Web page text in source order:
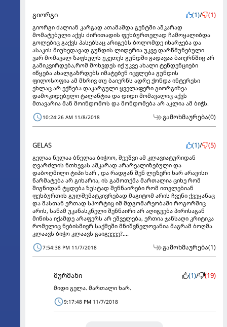
გიორგი (1)/ (1)
გიორგი ძალიან კარგად ათამაშდა გენტში აშკარად
მომატებული აქვს ძირითადის ფეხბურთელად ჩამოყალიბდა
გოლებიც გაქვს პასებსაც არიგებს ბოლომდე იხარჯება და
ასაკის მიუხედავად გუნდის ლიდერია უკვე დარწმუნებული
ვარ მომავალ ზაფხულს უკეთეს გუნდში გადავაა ბაიერნშიც არ
გამიკვირდება,რომ მოხვდეს იქ უკვე ახალი ტენდენციები
იწყება ახალგაზრდებს იმატებენ იცვლება გუნდის
ფილოსოფია ამ მხრივ თუ ბაიერნს ადრე ქონდა ინტერესი
ეხლაც არ ექნება დაკარგული ყველაფერი გიორგიზეა
დამოკიდებული ტალანტია და დიდი მომავალიც აქვს
მთავარია მან მოინდომოს და მონდომება არ აკლია ამ ბიჭს.
10:24:26 AM 11/8/2018 გამოხმაურება(0)
GELAS (1)/ (5)
გელაა ნელაა ბნელაა ბიჭოო, შეეშვი ამ კლავიატურიდან
ღვარძლის ნთხევას აშკარად არარეალიზებული და
დაბოღმილი ტიპი ხარ , და რადგან შენ ლუზერი ხარ არავისი
წარმატება არ გიხარია, ის გამოთქმა მართალია ციხე რომ
შიგნიდან ტყდება ზუსტად შენნაირები რომ ითვლებიან
ფეხბურთის გულშემატკივრებად მაგიტომ არის ჩვენი ქვეყანაც
და მასთან ერთად სპორტიც იმ მდგომარეობაში როგორშიც
არის, სანამ უკანასკნელი შენნაირი არ აღიგვება პირისაგან
მიწისა იქამდე არაფერს არ ეშველება, ერთია ჯანსაღი კრიტიკა
რომელიც ნებისმიერ საქმეში მნიშვნელოვანია მაგრამ ბოღმა
კლაავს ბიჭო კლაავს გაიგეეეე?....
7:54:38 PM 11/7/2018 გამოხმაურება(1)
მურმანი (1)/ (19)
მიდი გელა. მართალი ხარ.
9:17:48 PM 11/7/2018